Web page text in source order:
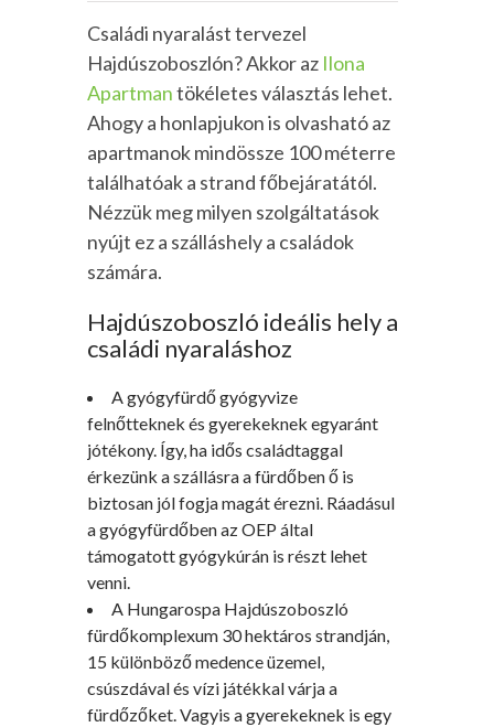
Családi nyaralást tervezel
Hajdúszoboszlón? Akkor az Ilona
Apartmantökéletes választás lehet.
Ahogy a honlapjukon is olvasható az
apartmanok mindössze 100 méterre
találhatóak a strand főbejáratától.
Nézzük meg milyen szolgáltatások
nyújt ez a szálláshely a családok
számára.
Hajdúszoboszló ideális hely a
családi nyaraláshoz
A gyógyfürdő gyógyvize
felnőtteknek és gyerekeknek egyaránt
jótékony. Így, ha idős családtaggal
érkezünk a szállásra a fürdőben ő is
biztosan jól fogja magát érezni. Ráadásul
a gyógyfürdőben az OEP által
támogatott gyógykúrán is részt lehet
venni.
A Hungarospa Hajdúszoboszló
fürdőkomplexum 30 hektáros strandján,
15 különböző medence üzemel,
csúszdával és vízi játékkal várja a
fürdőzőket. Vagyis a gyerekeknek is egy